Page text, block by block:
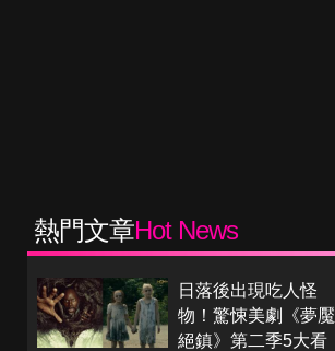
熱門文章Hot News
日落後出現吃人怪
物！驚悚美劇《夢魘
絕鎮》第二季5大看